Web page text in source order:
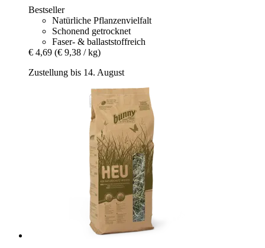
Bestseller
Natürliche Pflanzenvielfalt
Schonend getrocknet
Faser- & ballaststoffreich
€ 4,69 (€ 9,38 / kg)
Zustellung bis 14. August